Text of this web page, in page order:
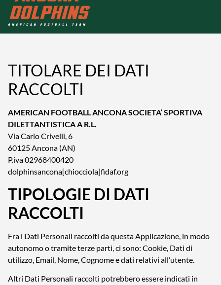
TITOLARE DEI DATI
RACCOLTI
AMERICAN FOOTBALL ANCONA SOCIETA’ SPORTIVA
DILETTANTISTICA A R.L.
Via Carlo Crivelli, 6
60125 Ancona (AN)
P.iva 02968400420
dolphinsancona[chiocciola]fidaf.org
TIPOLOGIE DI DATI
RACCOLTI
Fra i Dati Personali raccolti da questa Applicazione, in modo
autonomo o tramite terze parti, ci sono: Cookie, Dati di
utilizzo, Email, Nome, Cognome e dati relativi all’utente.
Altri Dati Personali raccolti potrebbero essere indicati in